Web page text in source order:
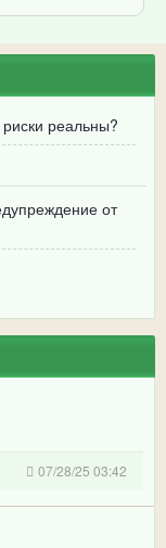
реальны?
от
07/28/25 03:42